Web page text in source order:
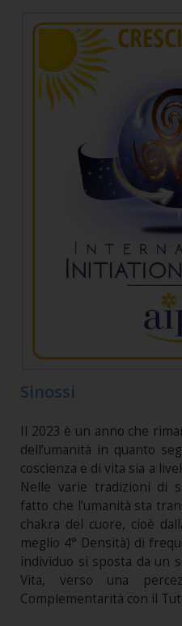
Sinossi
Il 2023 è un anno che
dell’umanità in quanto
coscienza e di vita sia a
Nelle varie tradizioni di
fatto che l’umanità sta
chakra del cuore, cioè
meglio 4° Densità) di
individuo si sposta da un
Vita, verso una
Complementarità con il